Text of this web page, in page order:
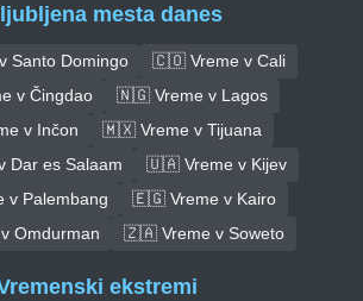
mesta danes
Domingo
🇨🇴 Vreme v Cali
v Čingdao
🇳🇬 Vreme v Lagos
v Inčon
🇲🇽 Vreme v Tijuana
es Salaam
🇺🇦 Vreme v Kijev
Palembang
🇪🇬 Vreme v Kairo
Omdurman
🇿🇦 Vreme v Soweto
ekstremi